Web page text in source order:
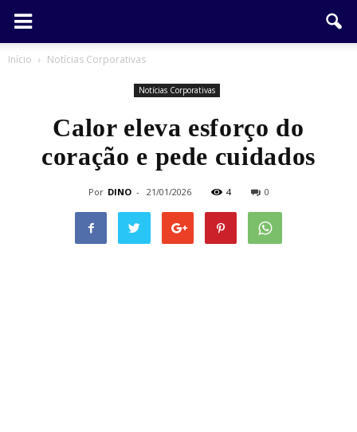
Início Notícias Corporativas
Notícias Corporativas
Calor eleva esforço do
coração e pede cuidados
Por DINO - 21/01/2026 4 0